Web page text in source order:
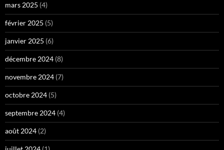
mars 2025 (4)
février 2025 (5)
janvier 2025 (6)
décembre 2024 (8)
novembre 2024 (7)
octobre 2024 (5)
septembre 2024 (4)
août 2024 (2)